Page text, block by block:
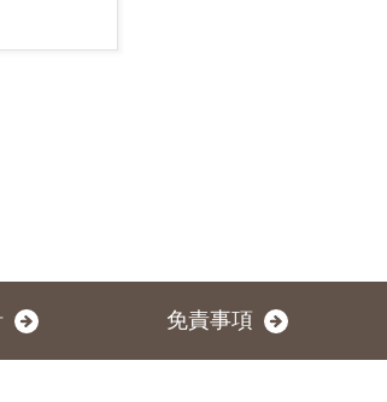
免責事項